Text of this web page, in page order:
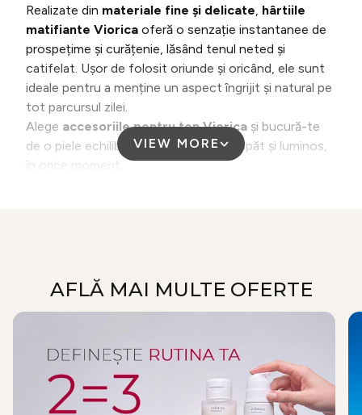
Realizate din materiale fine și delicate, hârtiile
matifiante Viorica oferă o senzație instantanee de
prospețime și curățenie, lăsând tenul neted și
catifelat. Ușor de folosit oriunde și oricând, ele sunt
ideale pentru a menține un aspect îngrijit și natural pe
tot parcursul zilei.
Alege accesoriile pentru ten Viorica și bucură-te
de o piele echilibrată, cu un look proaspăt și luminos,
în orice moment.
VIEW MORE
AFLĂ MAI MULTE OFERTE